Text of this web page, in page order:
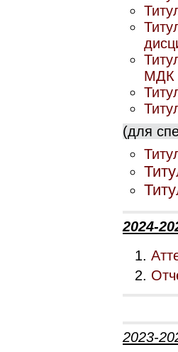
МДК
(для
2024-
2023-